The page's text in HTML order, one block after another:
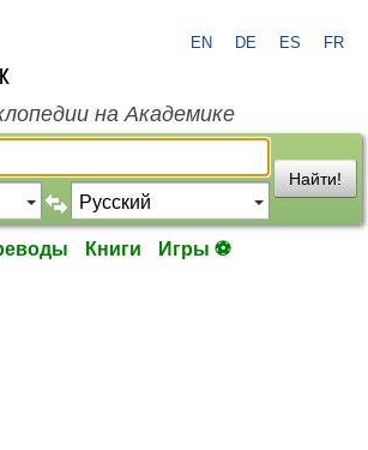
EN DE ES FR
на Академике
Найти!
Книги Игры ⚽